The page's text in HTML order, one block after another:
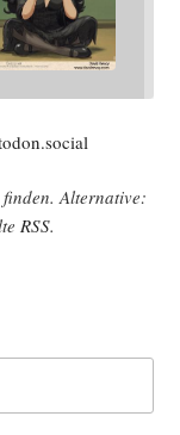
Alter­na­ti­ve:
RSS.